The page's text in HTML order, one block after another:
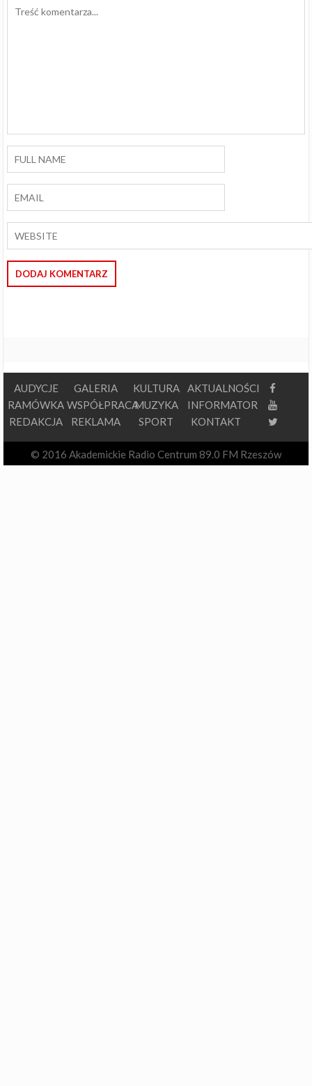
AUDYCJE
RAMÓWKA
REDAKCJA
GALERIA
WSPÓŁPRACA
REKLAMA
KULTURA
MUZYKA
SPORT
AKTUALNOŚCI
INFORMATOR
KONTAKT
© 2016 Akademickie Radio Centrum 89.0 FM Rzeszów